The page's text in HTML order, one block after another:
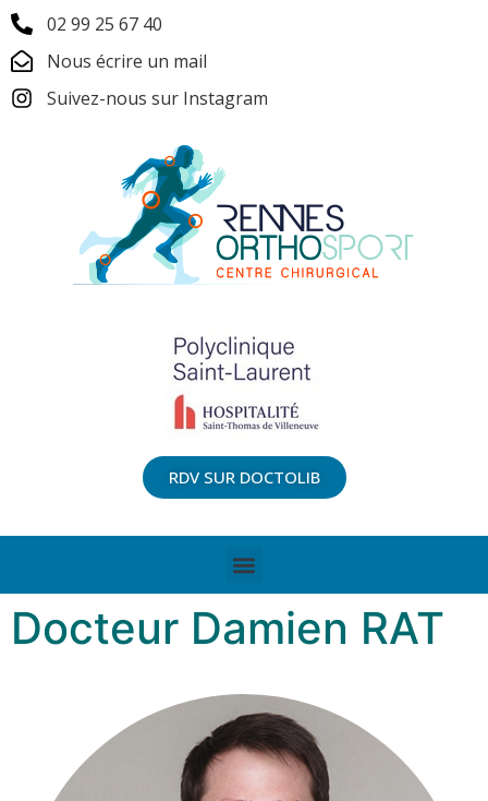
02 99 25 67 40
Nous écrire un mail
Suivez-nous sur Instagram
RDV SUR DOCTOLIB
Docteur Damien RAT